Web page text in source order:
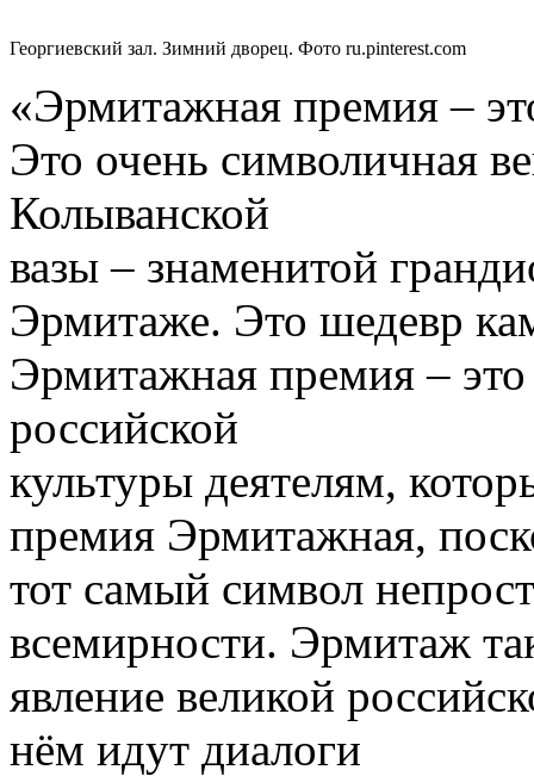
Георгиевский зал. Зимний дворец. Фото ru.pinterest.com
«Эрмитажная премия ‒
Это очень символичная
Колыванской
вазы ‒ знаменитой
Эрмитаже. Это шедевр
Эрмитажная премия – это
российской
культуры деятелям,
премия Эрмитажная,
тот самый символ
всемирности. Эрмитаж
явление великой
нём идут диалоги